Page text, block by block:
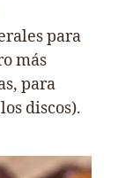
para
más
para
discos).